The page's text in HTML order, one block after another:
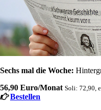
Sechs mal die Woche:
56,90 Euro/Monat Soli: 72,90,
Bestellen